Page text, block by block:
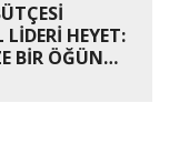
HEYET:
BİR ÖĞÜN